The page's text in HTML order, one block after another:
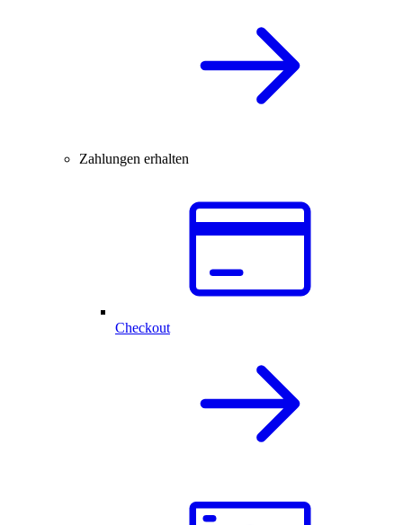
Zahlungen erhalten
Checkout